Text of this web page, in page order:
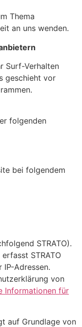
Thema
an uns wenden.
Surf-Verhalten
geschieht vor
folgenden
bei folgendem
STRATO).
STRATO
Adressen.
von
Informationen für
auf Grundlage von